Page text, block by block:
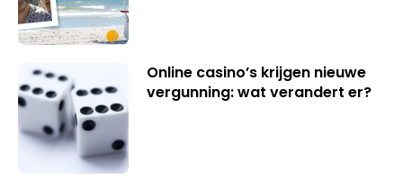
Online casino’s krijgen nieuwe
vergunning: wat verandert er?